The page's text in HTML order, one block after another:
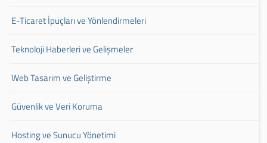
E-Ticaret İpuçları ve Yönlendirmeleri
Teknoloji Haberleri ve Gelişmeler
Web Tasarım ve Geliştirme
Güvenlik ve Veri Koruma
Hosting ve Sunucu Yönetimi